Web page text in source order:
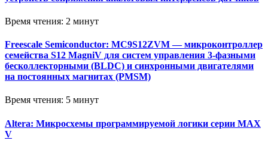
Время чтения: 2 минут
Freescale Semiconductor: MC9S12ZVM — микроконтроллер
семейства S12 MagniV для систем управления 3-фазными
бесколлекторными (BLDC) и синхронными двигателями
на постоянных магнитах (PMSM)
Время чтения: 5 минут
Altera: Микросхемы программируемой логики серии MAX
V